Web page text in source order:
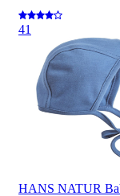
41
HANS NATUR